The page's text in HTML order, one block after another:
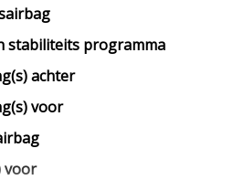
stabiliteits programma
achter
voor
voor